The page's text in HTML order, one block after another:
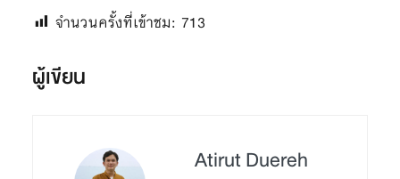
จำนวนครั้งที่เข้าชม: 713
ผู้เขียน
Atirut Duereh